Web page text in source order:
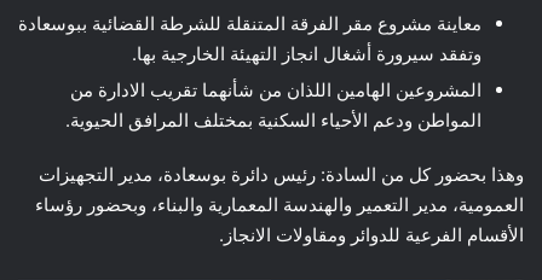
معاينة مشروع مقر الفرقة المتنقلة للشرطة القضائية ببوسعادة
وتفقد سيرورة أشغال انجاز التهيئة الخارجية بها.
المشروعين الهامين اللذان من شأنهما تقريب الادارة من
المواطن ودعم الأحياء السكنية بمختلف المرافق الحيوية.
وهذا بحضور كل من السادة: رئيس دائرة بوسعادة، مدير التجهيزات
العمومية، مدير التعمير والهندسة المعمارية والبناء، وبحضور رؤساء
الأقسام الفرعية للدوائر ومقاولات الانجاز.